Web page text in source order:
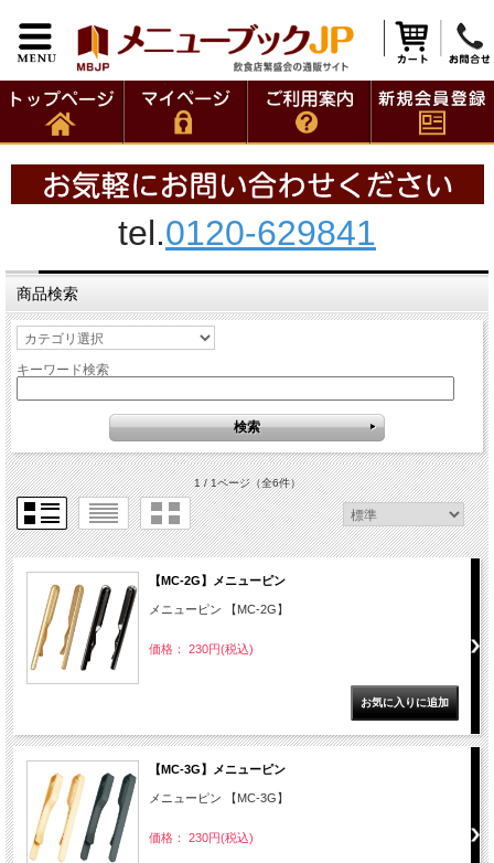
tel.0120-629841
商品検索
キーワード検索
1 / 1ページ（全6件）
【MC-2G】メニューピン
メニューピン 【MC-2G】
価格： 230円(税込)
【MC-3G】メニューピン
メニューピン 【MC-3G】
価格： 230円(税込)